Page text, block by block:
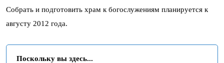
Собрать и подготовить храм к богослужениям планируется к
августу 2012 года.
Поскольку вы здесь...